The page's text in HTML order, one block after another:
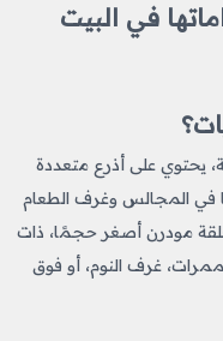
في البيت
يحتوي على أذرع متعددة
في المجالس وغرف الطعام
مودرن أصغر حجمًا، ذات
غرف النوم، أو فوق